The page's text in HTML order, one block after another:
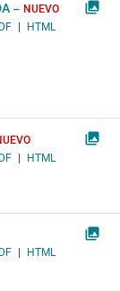
NUEVO
HTML
HTML
HTML